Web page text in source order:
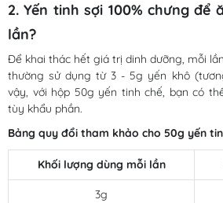
2. Yến tinh sợi 100% chưng để
lần?
Để khai thác hết giá trị dinh dưỡng, mỗi
thường sử dụng từ 3 - 5g yến khô
vậy, với hộp 50g yến tinh chế, bạn có
tùy khẩu phần.
Bảng quy đổi tham khảo cho 50g yến
Khối lượng dùng mỗi lần
3g